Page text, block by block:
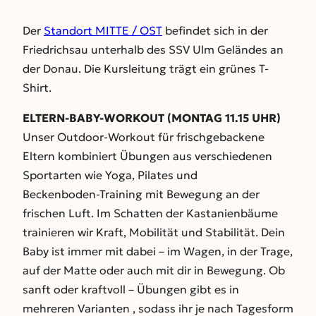
Der Standort MITTE / OST befindet sich in der
Friedrichsau unterhalb des SSV Ulm Geländes an
der Donau. Die Kursleitung trägt ein grünes T-
Shirt.
ELTERN-BABY-WORKOUT (MONTAG 11.15 UHR)
Unser Outdoor‑Workout für frischgebackene
Eltern kombiniert Übungen aus verschiedenen
Sportarten wie Yoga, Pilates und
Beckenboden‑Training mit Bewegung an der
frischen Luft. Im Schatten der Kastanienbäume
trainieren wir Kraft, Mobilität und Stabilität. Dein
Baby ist immer mit dabei – im Wagen, in der Trage,
auf der Matte oder auch mit dir in Bewegung. Ob
sanft oder kraftvoll – Übungen gibt es in
mehreren Varianten , sodass ihr je nach Tagesform